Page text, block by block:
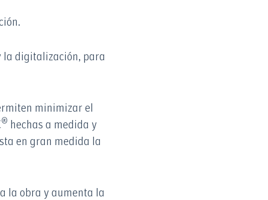
la digitalización, para
minimizar el
® hechas a medida y
en gran medida la
la obra y aumenta la